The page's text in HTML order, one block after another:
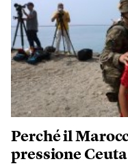
Perché il
pressione Ceuta